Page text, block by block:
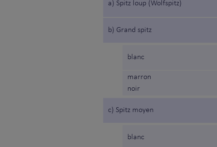
a) Spitz loup (Wolfspitz)
b) Grand spitz
blanc
marron
noir
c) Spitz moyen
blanc